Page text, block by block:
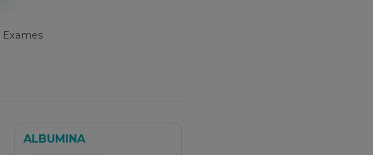
Exames
ALBUMINA